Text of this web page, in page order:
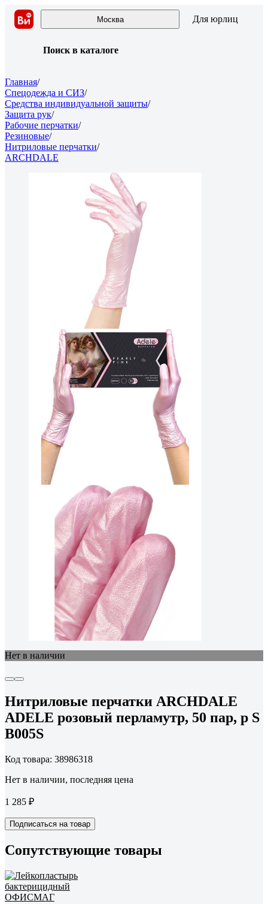
Москва Для юрлиц
Поиск в каталоге
Главная/
Спецодежда и СИЗ/
Средства индивидуальной защиты/
Защита рук/
Рабочие перчатки/
Резиновые/
Нитриловые перчатки/
ARCHDALE
Нет в наличии
Нитриловые перчатки ARCHDALE
ADELE розовый перламутр, 50 пар, р S
B005S
Код товара: 38986318
Нет в наличии, последняя цена
1 285 ₽
Подписаться на товар
Сопутствующие товары